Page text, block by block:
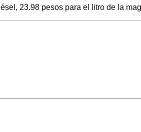
23.98 pesos para el litro de la